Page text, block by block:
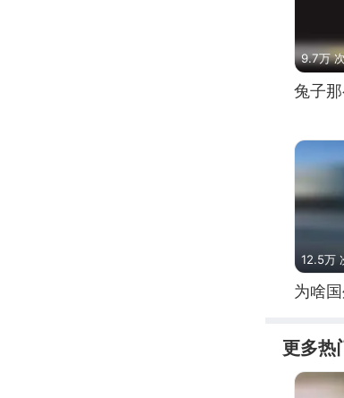
9.7万
兔子
12.5万
为啥
更多热